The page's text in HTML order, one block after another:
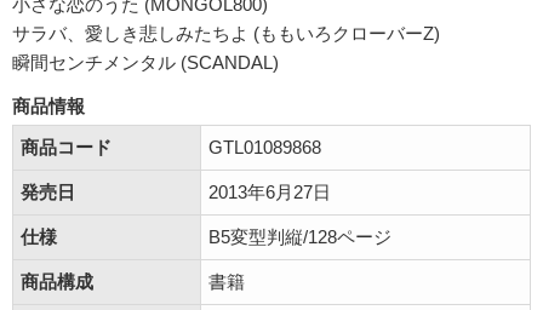
小さな恋のうた (MONGOL800)
サラバ、愛しき悲しみたちよ (ももいろクローバーZ)
瞬間センチメンタル (SCANDAL)
商品情報
商品コード
GTL01089868
発売日 2013年6月27日
仕様 B5変型判縦/128ページ
商品構成 書籍